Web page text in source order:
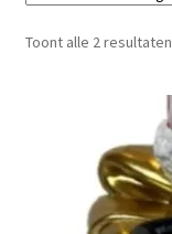
Nieuw
Glasschilderij
Toont alle 2 resultaten